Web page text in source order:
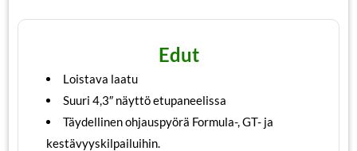
Edut
Loistava laatu
Suuri 4,3″ näyttö etupaneelissa
Täydellinen ohjauspyörä Formula-, GT- ja
kestävyyskilpailuihin.